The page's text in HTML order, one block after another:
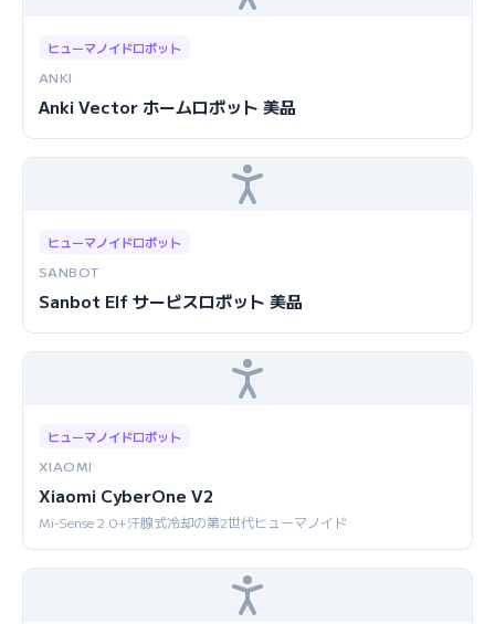
ヒューマノイドロボット
ANKI
Anki Vector ホームロボット 美品
ヒューマノイドロボット
SANBOT
Sanbot Elf サービスロボット 美品
ヒューマノイドロボット
XIAOMI
Xiaomi CyberOne V2
Mi-Sense 2.0+汗腺式冷却の第2世代ヒューマノイド